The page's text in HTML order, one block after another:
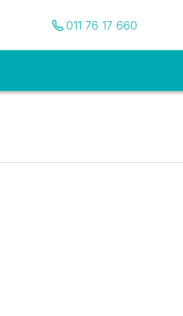
Pozovite nas
011 76 17 660